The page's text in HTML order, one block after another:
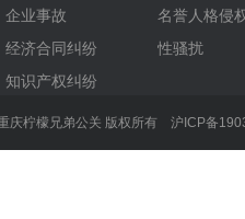
企业事故
经济合同纠纷
知识产权纠纷
名誉人格侵
性骚扰
庆柠檬兄弟公关 版权所有 沪ICP备